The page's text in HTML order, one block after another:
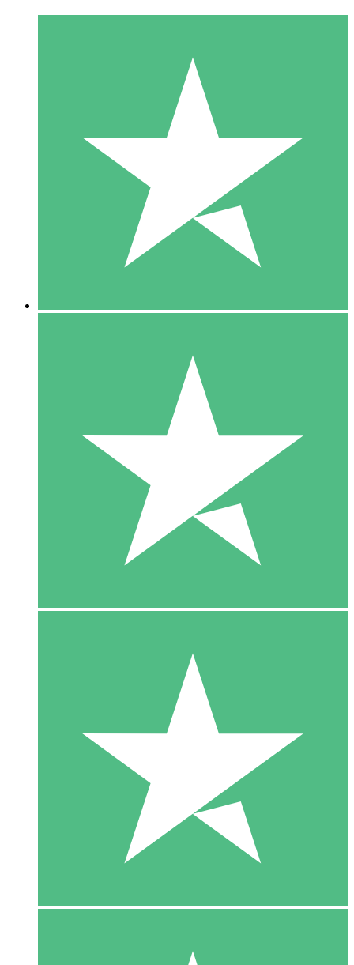
Pacotes de Créditos Individuais
Pague conforme o uso com créditos de download. Sem
1000
10 Downloads
20 00